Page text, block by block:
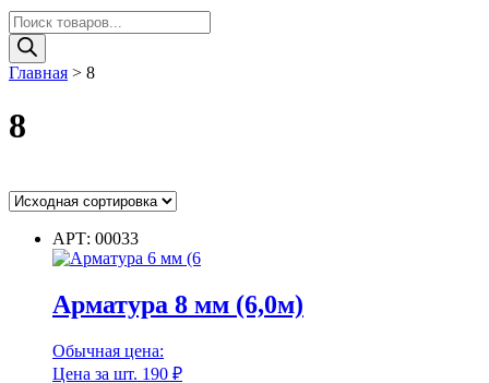
Поиск
товаров
Главная > 8
8
Ценовой фильтр
Цвет АРТ: 00033
Арматура 8 мм (6,0м)
Обычная цена:
Цена за шт. 190 ₽